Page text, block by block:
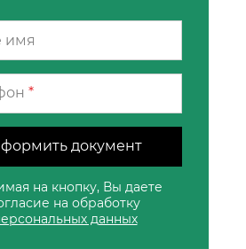
*
документ
на кнопку, Вы даете
на обработку
данных